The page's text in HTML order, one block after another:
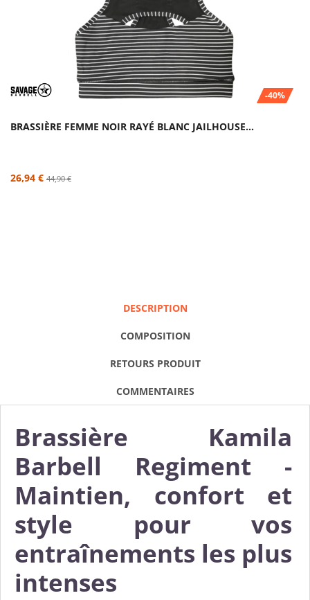
-40%
BRASSIÈRE FEMME NOIR RAYÉ BLANC JAILHOUSE...
26,94 € 44,90 €
DESCRIPTION
COMPOSITION
RETOURS PRODUIT
COMMENTAIRES
Brassière Kamila
Barbell Regiment -
Maintien, confort et
style pour vos
entraînements les plus
intenses